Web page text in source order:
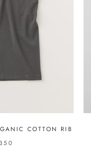
COTTON RIB